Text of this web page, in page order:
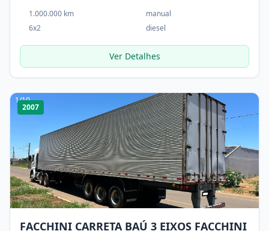
1.000.000 km
manual
6x2
diesel
Ver Detalhes
1/10
2007
FACCHINI CARRETA BAÚ 3 EIXOS FACCHINI